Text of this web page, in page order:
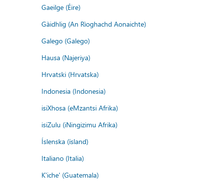
Gaeilge (Éire)
Gàidhlig (An Rìoghachd Aonaichte)
Galego (Galego)
Hausa (Najeriya)
Hrvatski (Hrvatska)
Indonesia (Indonesia)
isiXhosa (eMzantsi Afrika)
isiZulu (iNingizimu Afrika)
Íslenska (ísland)
Italiano (Italia)
K'iche' (Guatemala)